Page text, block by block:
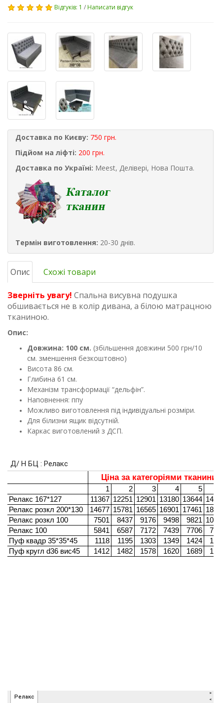
Відгуків: 1 /Написати відгук
Доставка по Києву: 750 грн.
Підйом на ліфті: 200 грн.
Доставка по Україні: Meest, Делівері, Нова Пошта.
Термін виготовлення: 20-30 днів.
Опис Схожі товари
Зверніть увагу! Спальна висувна подушка
обшивається не в колір дивана, а білою матрацною
тканиною.
Опис:
Довжина: 100 см. (збільшення довжини 500 грн/10
см. зменшення безкоштовно)
Висота 86 см.
Глибина 61 см.
Механізм трансформації “дельфін”.
Наповнення: ппу
Можливо виготовлення під індивідуальні розміри.
Для білизни ящик відсутній.
Каркас виготовлений з ДСП.